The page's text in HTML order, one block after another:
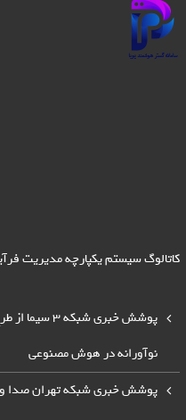
کاتالوگ سیستم یکپارچه مدیریت
پوشش خبری
نوآورانه در هوش مصنوعی
پوشش خبری شبکه تهران صدا و